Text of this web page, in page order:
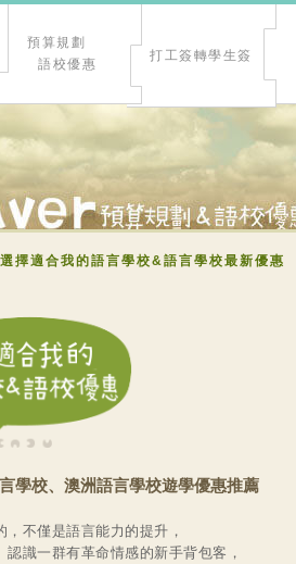
預算規劃
語校優惠
打工簽轉學生簽
選擇適合我的語言學校&語言學校最新優惠
學校、澳洲語言學校遊學優惠推薦
不僅是語言能力的提升，
識一群有革命情感的新手背包客，